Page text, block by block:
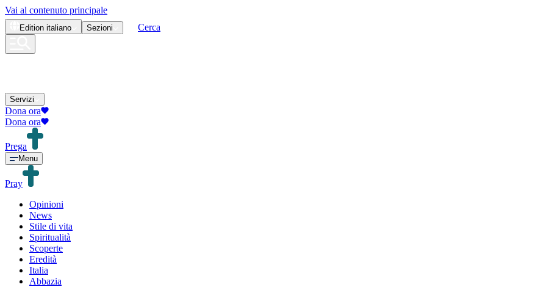
Vai al contenuto principale
Edition italiano Sezioni Cerca
Servizi
Dona ora
Dona ora
Prega
Menu
Pray
Opinioni
News
Stile di vita
Spiritualità
Scoperte
Eredità
Italia
Abbazia